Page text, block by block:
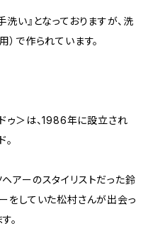
洗い』となっておりますが、洗
）で作られています。
ゥ＞は、1986年に設立され
アーのスタイリストだった鈴
をしていた松村さんが出会っ
。